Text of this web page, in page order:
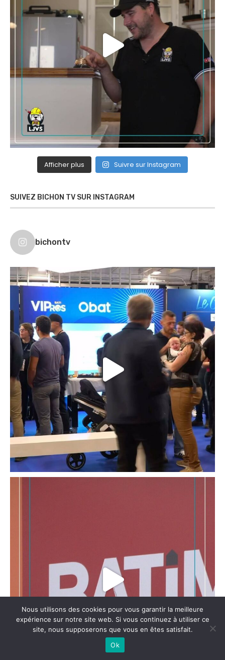
Afficher plus Suivre sur Instagram
SUIVEZ BICHON TV SUR INSTAGRAM
bichontv
Nous utilisons des cookies pour vous garantir la meilleure
expérience sur notre site web. Si vous continuez à utiliser ce
site, nous supposerons que vous en êtes satisfait.
Ok